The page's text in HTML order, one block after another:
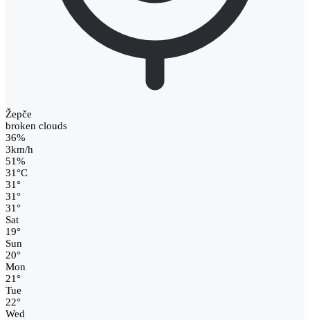
Žepče
broken clouds
36%
3km/h
51%
31°C
31°
31°
31°
Sat
19°
Sun
20°
Mon
21°
Tue
22°
Wed